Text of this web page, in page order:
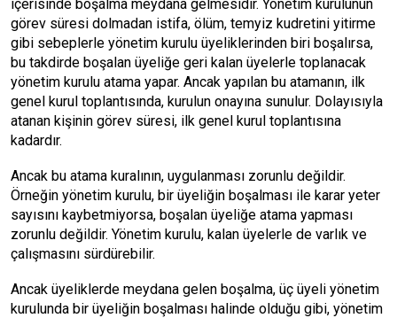
içerisinde boşalma meydana gelmesidir. Yönetim kurulunun
görev süresi dolmadan istifa, ölüm, temyiz kudretini yitirme
gibi sebeplerle yönetim kurulu üyeliklerinden biri boşalırsa,
bu takdirde boşalan üyeliğe geri kalan üyelerle toplanacak
yönetim kurulu atama yapar. Ancak yapılan bu atamanın, ilk
genel kurul toplantısında, kurulun onayına sunulur. Dolayısıyla
atanan kişinin görev süresi, ilk genel kurul toplantısına
kadardır.
Ancak bu atama kuralının, uygulanması zorunlu değildir.
Örneğin yönetim kurulu, bir üyeliğin boşalması ile karar yeter
sayısını kaybetmiyorsa, boşalan üyeliğe atama yapması
zorunlu değildir. Yönetim kurulu, kalan üyelerle de varlık ve
çalışmasını sürdürebilir.
Ancak üyeliklerde meydana gelen boşalma, üç üyeli yönetim
kurulunda bir üyeliğin boşalması halinde olduğu gibi, yönetim